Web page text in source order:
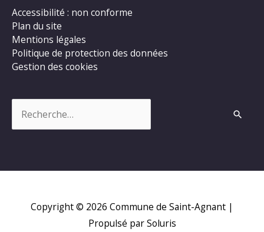
Accessibilité : non conforme
Plan du site
Mentions légales
Politique de protection des données
Gestion des cookies
Copyright © 2026 Commune de Saint-Agnant |
Propulsé par Soluris